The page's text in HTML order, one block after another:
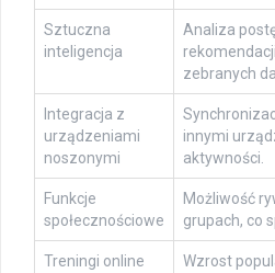
Sztuczna
inteligencja
Analiza
zebranych
Integracja z
urządzeniami
noszonymi
innymi
aktywności.
Funkcje
społecznościowe
Możliwość
grupach, co
Treningi online
Wzrost